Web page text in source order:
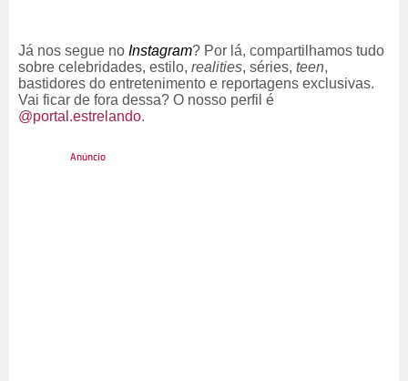
Já nos segue no Instagram? Por lá, compartilhamos tudo
sobre celebridades, estilo, realities, séries, teen,
bastidores do entretenimento e reportagens exclusivas.
Vai ficar de fora dessa? O nosso perfil é
@portal.estrelando.